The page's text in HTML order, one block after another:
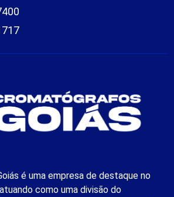
é uma empresa de destaque no
como uma divisão do